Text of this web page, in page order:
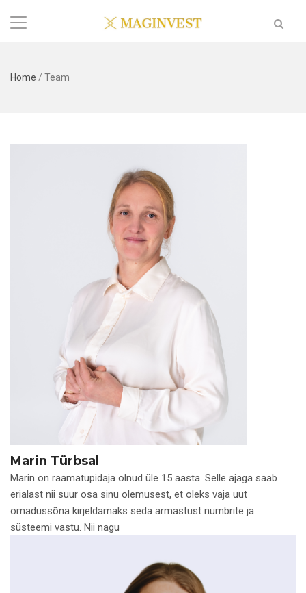
Home / Team
Marin Türbsal
Marin on raamatupidaja olnud üle 15 aasta. Selle ajaga saab
erialast nii suur osa sinu olemusest, et oleks vaja uut
omadussõna kirjeldamaks seda armastust numbrite ja
süsteemi vastu. Nii nagu